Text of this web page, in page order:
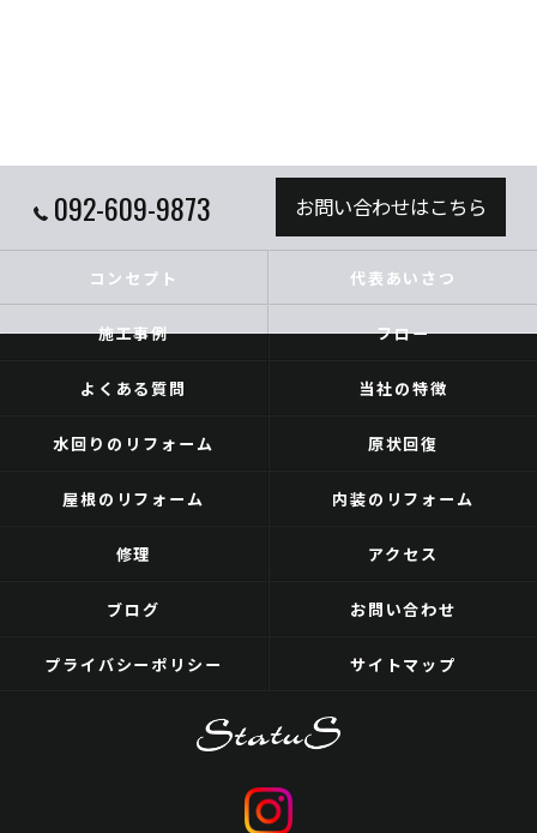
092-609-9873 お問い合わせはこちら
コンセプト 代表あいさつ
施工事例 フロー
よくある質問 当社の特徴
水回りのリフォーム 原状回復
屋根のリフォーム 内装のリフォーム
修理 アクセス
ブログ お問い合わせ
プライバシーポリシー サイトマップ